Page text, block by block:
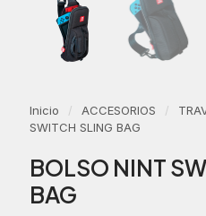
Inicio / ACCESORIOS /
SWITCH SLING BAG
BOLSO NINT
BAG